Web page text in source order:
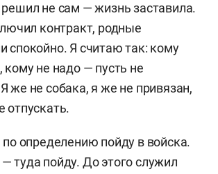
не сам — жизнь заставила.
контракт, родные
спокойно. Я считаю так: кому
не надо — пусть не
же не собака, я же не привязан,
отпускать.
по определению пойду в войска.
туда пойду. До этого служил